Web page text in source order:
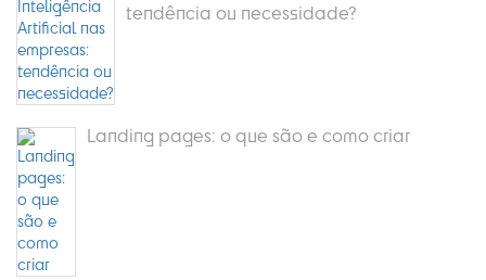
tendência ou necessidade?
Landing pages: o que são e como criar